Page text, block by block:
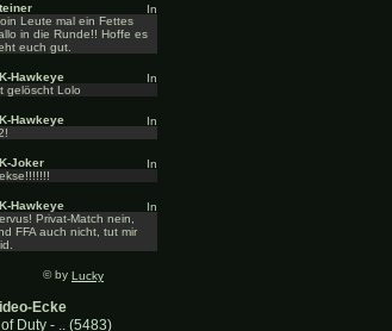
Leute mal ein Fettes
in die Runde!! Hoffe es
euch gut.
Hawkeye
gelöscht Lolo
Hawkeye
Joker
Hawkeye
Privat-Match nein,
FFA auch nicht, tut mir
© by Lucky
Ecke
Duty - .. (5483)